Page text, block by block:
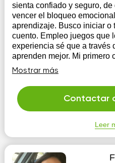
sienta confiado y seguro,
vencer el bloqueo
aprendizaje. Busco iniciar o
cuento. Empleo juegos que
experiencia sé que a través
aprenden mejor. Mi primero
ayudarle a descubrir que es
posteriormente que disfrute
Mostrar más
Contactar
Leer